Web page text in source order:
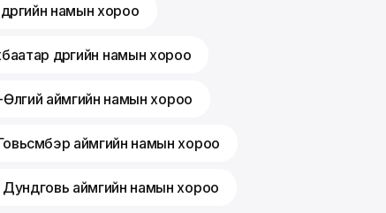
намын хороо
дүүргийн намын хороо
Өлгий аймгийн намын хороо
аймгийн намын хороо
Дундговь аймгийн намын хороо